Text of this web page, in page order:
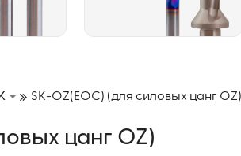
SK-OZ(EOC) (для силовых цанг OZ)
цанг OZ)